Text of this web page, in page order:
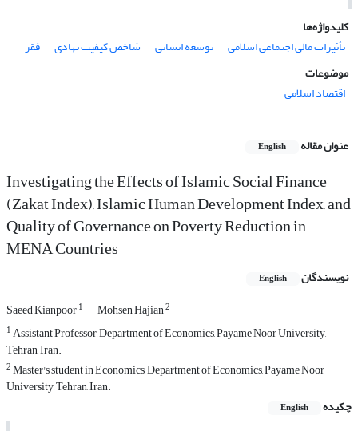
کلیدواژه‌ها
تأثیرات مالی اجتماعی اسلامی
توسعه انسانی شاخص‌ کیفیت نهادی
فقر
موضوعات
اقتصاد اسلامی
عنوان مقاله English
Investigating the Effects of Islamic Social Finance
(Zakat Index), Islamic Human Development Index, and
Quality of Governance on Poverty Reduction in
MENA Countries
نویسندگان English
Saeed Kianpoor1 Mohsen Hajian2
1Assistant Professor, Department of Economics, Payame Noor University,
Tehran, Iran.
2Master's student in Economics, Department of Economics, Payame Noor
University, Tehran, Iran.
چکیده
English